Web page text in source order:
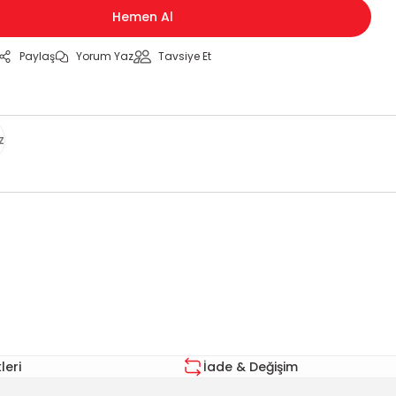
Hemen Al
Paylaş Yorum Yaz Tavsiye Et
İade & Değişim